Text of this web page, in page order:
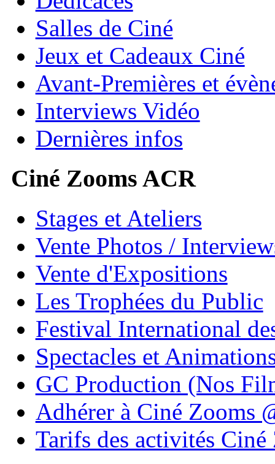
Salles de Ciné
Jeux et Cadeaux Ciné
Avant-Premières et
Interviews Vidéo
Dernières infos
Ciné Zooms ACR
Stages et Ateliers
Vente Photos /
Vente d'Expositions
Les Trophées du Public
Festival International
Spectacles et
GC Production (Nos
Adhérer à Ciné Zooms
Tarifs des activités Ciné